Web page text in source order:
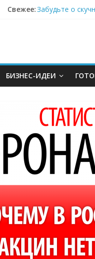
Свежее:Забудьте о
БИЗНЕС-ИДЕИ